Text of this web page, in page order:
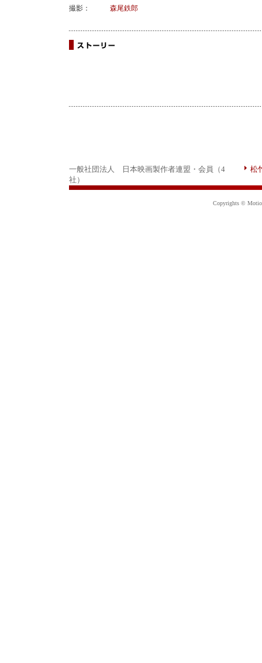
撮影：
森尾鉄郎
一般社団法人 日本映画製作者連盟・会員（4
社）
松
Copyrights ©